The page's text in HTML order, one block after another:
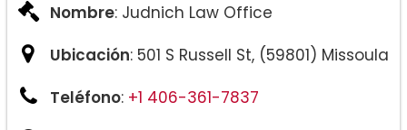
Nombre: Judnich Law Office
Ubicación: 501 S Russell St, (59801) Missoula
Teléfono: +1 406-361-7837